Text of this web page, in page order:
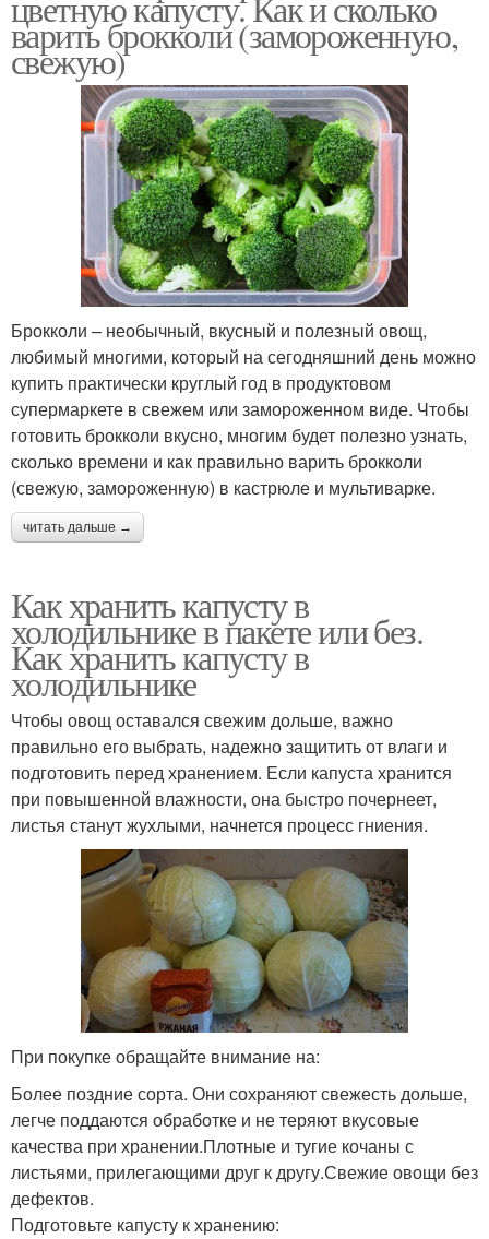
варить брокколи (замороженную,
свежую)
Брокколи – необычный, вкусный и полезный овощ,
любимый многими, который на сегодняшний день можно
купить практически круглый год в продуктовом
супермаркете в свежем или замороженном виде. Чтобы
готовить брокколи вкусно, многим будет полезно узнать,
сколько времени и как правильно варить брокколи
(свежую, замороженную) в кастрюле и мультиварке.
читать дальше →
Как хранить капусту в
холодильнике в пакете или без.
Как хранить капусту в
холодильнике
Чтобы овощ оставался свежим дольше, важно
правильно его выбрать, надежно защитить от влаги и
подготовить перед хранением. Если капуста хранится
при повышенной влажности, она быстро почернеет,
листья станут жухлыми, начнется процесс гниения.
При покупке обращайте внимание на:
Более поздние сорта. Они сохраняют свежесть дольше,
легче поддаются обработке и не теряют вкусовые
качества при хранении.Плотные и тугие кочаны с
листьями, прилегающими друг к другу.Свежие овощи без
дефектов.
Подготовьте капусту к хранению: